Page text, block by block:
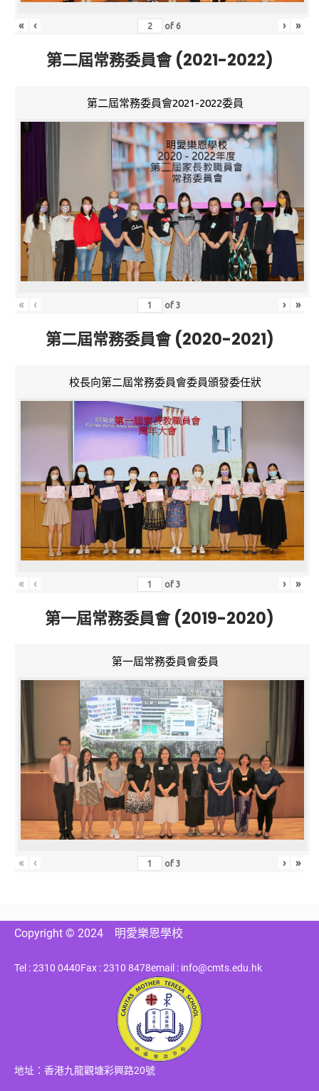
« ‹ of 6 › »
第二屆常務委員會 (2021-2022)
第二屆常務委員會2021-2022委員
« ‹ of3 › »
第二屆常務委員會 (2020-2021)
校長向第二屆常務委員會委員頒發委任狀
« ‹ of3 › »
第一屆常務委員會 (2019-2020)
第一屆常務委員會委員
« ‹ of3 › »
Copyright © 2024 明愛樂恩學校
Tel : 2310 0440Fax : 2310 8478email : info@cmts.edu.hk
地址：香港九龍觀塘彩興路20號